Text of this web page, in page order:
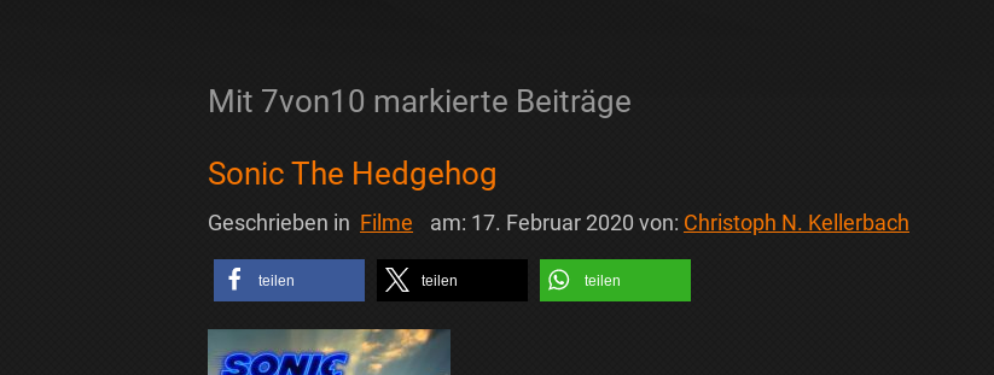
Mit 7von10 markierte Beiträge
Sonic The Hedgehog
Geschrieben in Filme am: 17. Februar 2020 von: Christoph N. Kellerbach
teilen teilen teilen